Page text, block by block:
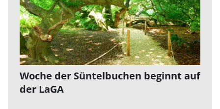
Woche der Süntelbuchen beginnt auf
der LaGA